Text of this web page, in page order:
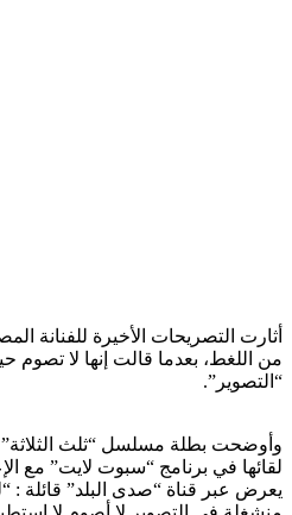
أثارت التصريحات الأخيرة للفنانة
من اللغط، بعدما قالت إنها لا تصوم
“التصوير”.
وأوضحت بطلة مسلسل “ثلث
لقائها في برنامج “سبوت لايت” مع
يعرض عبر قناة “صدى البلد” قائلة